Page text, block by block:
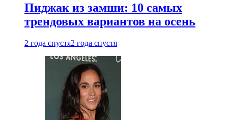
Пиджак из замши: 10 самых
трендовых вариантов на осень
2 года спустя2 года спустя